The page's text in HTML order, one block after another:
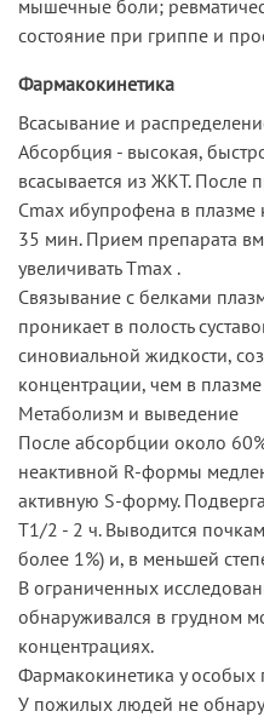
мышечные боли;
состояние при гриппе и
Фармакокинетика
Всасывание и
Абсорбция - высокая,
всасывается из ЖКТ. После
Сmax ибупрофена в плазме
35 мин. Прием препарата
увеличивать Тmax .
Связывание с белками
проникает в полость
синовиальной жидкости,
концентрации, чем в
Метаболизм и выведение
После абсорбции около
неактивной R-формы
активную S-форму.
Т1/2 - 2 ч. Выводится
более 1%) и, в меньшей
В ограниченных
обнаруживался в грудном
концентрациях.
Фармакокинетика у особых
У пожилых людей не